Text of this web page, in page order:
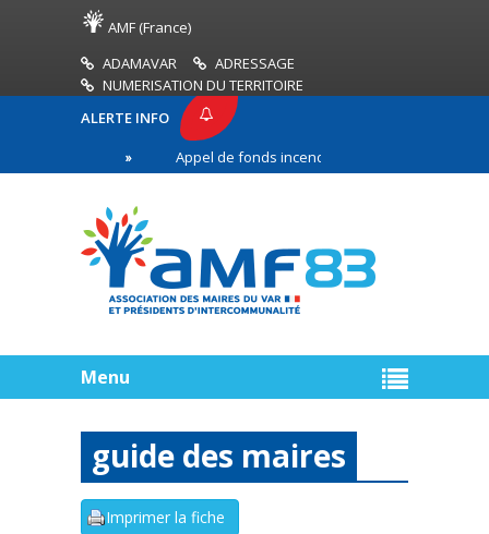
AMF (France)
ADAMAVAR
ADRESSAGE
NUMERISATION DU TERRITOIRE
ALERTE INFO
Appel de fonds incendies de forêt
ligne
Menu
guide des maires